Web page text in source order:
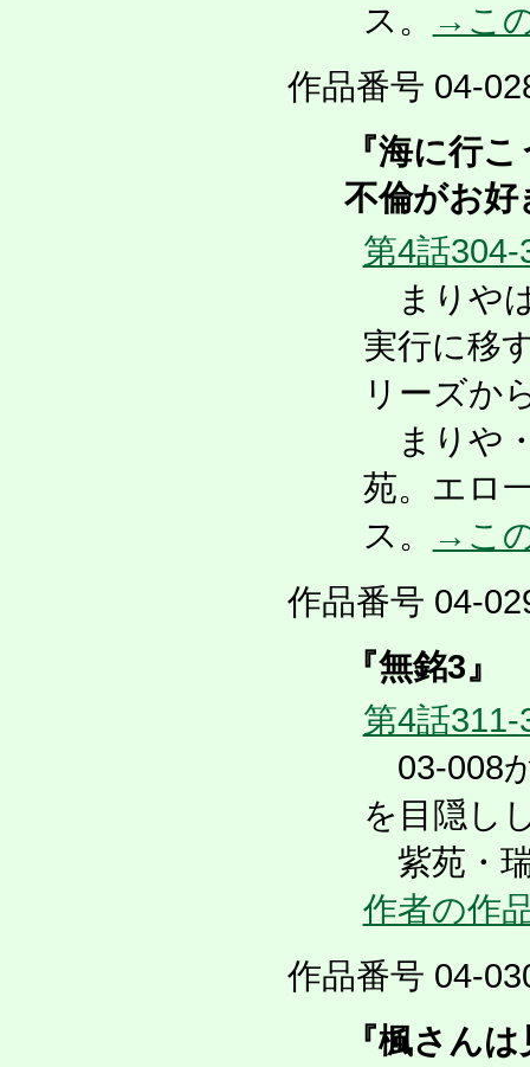
ス。
→こ
作品番号 04-
『海に行
不倫がお好
第4話304-
まりや
実行に移
リーズか
まりや
苑。エロ
ス。
→こ
作品番号 04-
『無銘3』
第4話311-
03-008
を目隠し
紫苑・
作者の作
作品番号 04-
『楓さん